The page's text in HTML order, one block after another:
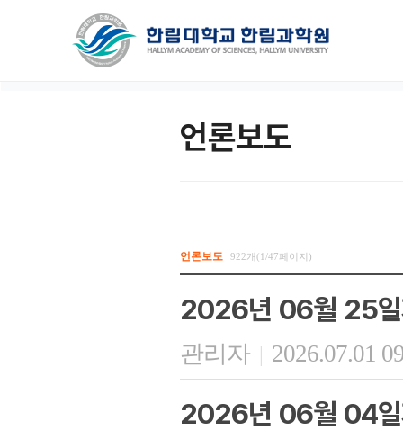
언론보도
언론보도 922개(1/47페이지)
2026년 06월 25일
관리자 | 2026.07.01
2026년 06월 04일